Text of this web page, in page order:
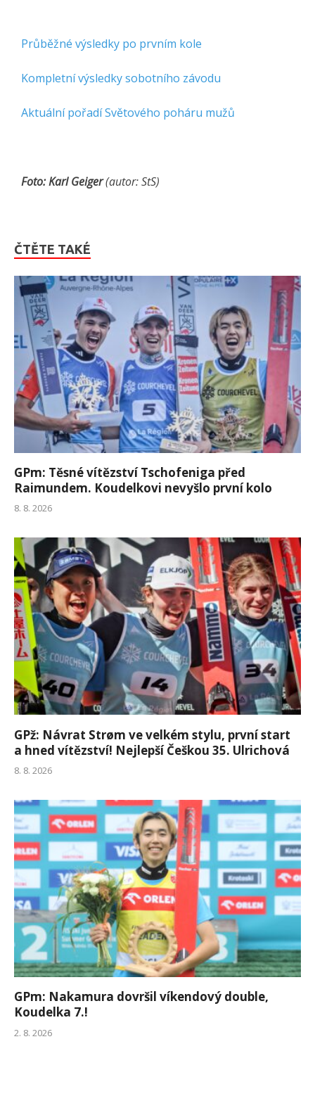
Průběžné výsledky po prvním kole
Kompletní výsledky sobotního závodu
Aktuální pořadí Světového poháru mužů
Foto: Karl Geiger(autor: StS)
ČTĚTE TAKÉ
GPm: Těsné vítězství Tschofeniga před
Raimundem. Koudelkovi nevyšlo první kolo
8. 8. 2026
GPž: Návrat Strøm ve velkém stylu, první start
a hned vítězství! Nejlepší Češkou 35. Ulrichová
8. 8. 2026
GPm: Nakamura dovršil víkendový double,
Koudelka 7.!
2. 8. 2026